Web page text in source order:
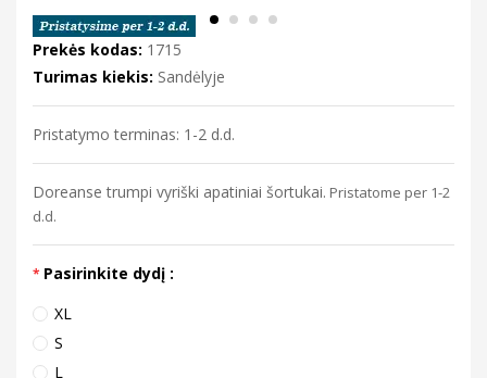
Prekės kodas: 1715
Turimas kiekis: Sandėlyje
Pristatymo terminas: 1-2 d.d.
Doreanse trumpi vyriški apatiniai šortukai. Pristatome per 1-2
d.d.
Pasirinkite dydį :
XL
S
L